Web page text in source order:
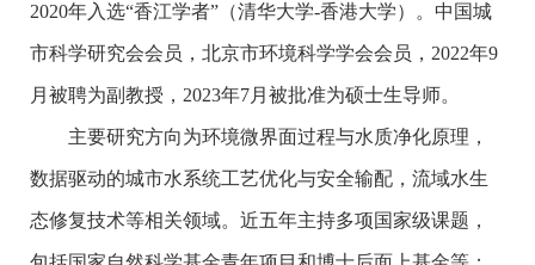
2020年入选“香江学者”（清华大学-香港大学）。中国城
市科学研究会会员，北京市环境科学学会会员， 2022年9
月被聘为副教授， 2023年7月被批准为硕士生导师。
主要研究方向为环境微界面过程与水质净化原理，
数据驱动的城市水系统工艺优化与安全输配，流域水生
态修复技术等相关领域。近五年主持多项国家级课题，